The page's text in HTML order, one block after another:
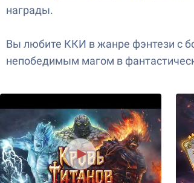
награды.
Вы любите ККИ в жанре фэнтези с
непобедимым магом в